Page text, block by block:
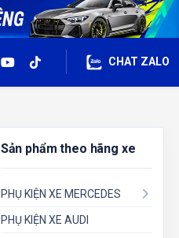
CHAT ZALO
Sản phẩm theo hãng xe
PHỤ KIỆN XE MERCEDES
PHỤ KIỆN XE AUDI